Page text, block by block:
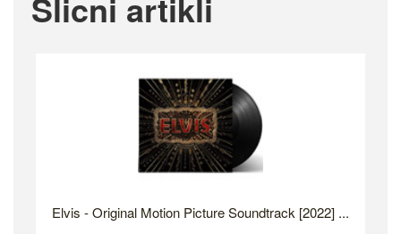
Elvis - Original Motion Picture Soundtrack [2022] ...